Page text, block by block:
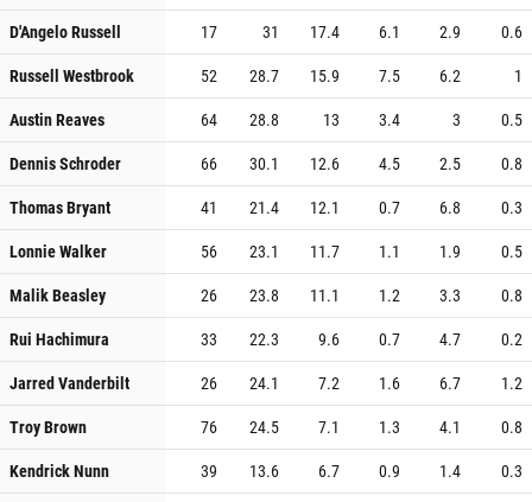
D'Angelo Russell
17 31 17.4 6.1 2.9
0.6
Russell Westbrook
52 28.7 15.9 7.5 6.2
1
Austin Reaves
64 28.8 13 3.4 3
0.5
Dennis Schroder
66 30.1 12.6 4.5 2.5
0.8
Thomas Bryant
41 21.4 12.1 0.7 6.8
0.3
Lonnie Walker
56 23.1 11.7 1.1 1.9
0.5
Malik Beasley
26 23.8 11.1 1.2 3.3
0.8
Rui Hachimura
33 22.3 9.6 0.7 4.7
0.2
Jarred Vanderbilt
26 24.1 7.2 1.6 6.7
1.2
Troy Brown
76 24.5 7.1 1.3 4.1
0.8
Kendrick Nunn
39 13.6 6.7 0.9 1.4
0.3